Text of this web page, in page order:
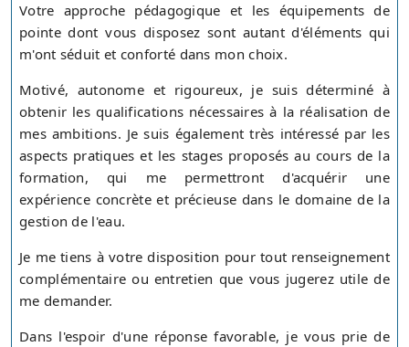
Votre approche pédagogique et les équipements de
pointe dont vous disposez sont autant d'éléments qui
m'ont séduit et conforté dans mon choix.
Motivé, autonome et rigoureux, je suis déterminé à
obtenir les qualifications nécessaires à la réalisation de
mes ambitions. Je suis également très intéressé par les
aspects pratiques et les stages proposés au cours de la
formation, qui me permettront d'acquérir une
expérience concrète et précieuse dans le domaine de la
gestion de l'eau.
Je me tiens à votre disposition pour tout renseignement
complémentaire ou entretien que vous jugerez utile de
me demander.
Dans l'espoir d'une réponse favorable, je vous prie de